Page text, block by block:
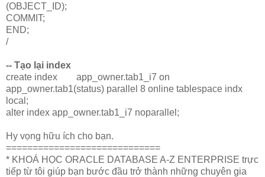
(OBJECT_ID);
COMMIT;
END;
/
-- Tạo lại index
create index app_owner.tab1_i7 on
app_owner.tab1(status) parallel 8 online tablespace indx
local;
alter index app_owner.tab1_i7 noparallel;
Hy vọng hữu ích cho bạn.
=============================
* KHOÁ HỌC ORACLE DATABASE A-Z ENTERPRISE trực
tiếp từ tôi giúp bạn bước đầu trở thành những chuyên gia